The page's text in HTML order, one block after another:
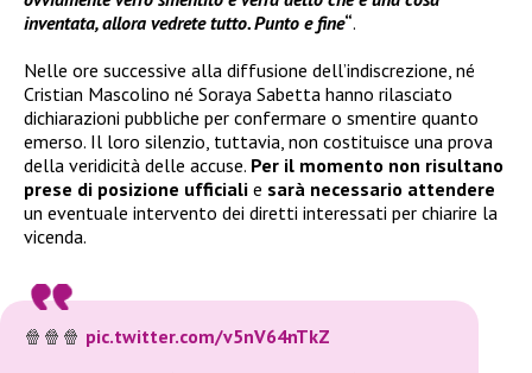
inventata, allora vedrete tutto. Punto e fine“.
Nelle ore successive alla diffusione dell’indiscrezione, né
Cristian Mascolino né Soraya Sabetta hanno rilasciato
dichiarazioni pubbliche per confermare o smentire quanto
emerso. Il loro silenzio, tuttavia, non costituisce una prova
della veridicità delle accuse. Per il momento non risultano
prese di posizione ufficiali e sarà necessario attendere
un eventuale intervento dei diretti interessati per chiarire la
vicenda.
🍿🍿🍿 pic.twitter.com/v5nV64nTkZ